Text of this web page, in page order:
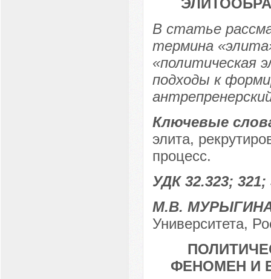
В статье
термина
«политическая
подходы к
Ключевые
элита,
процесс.
УДК 32.323; 321;
М.В.
Университета,
ФЕНОМЕН И